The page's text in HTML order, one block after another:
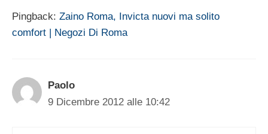
Pingback: Zaino Roma, Invicta nuovi ma solito
comfort | Negozi Di Roma
Paolo
9 Dicembre 2012 alle 10:42